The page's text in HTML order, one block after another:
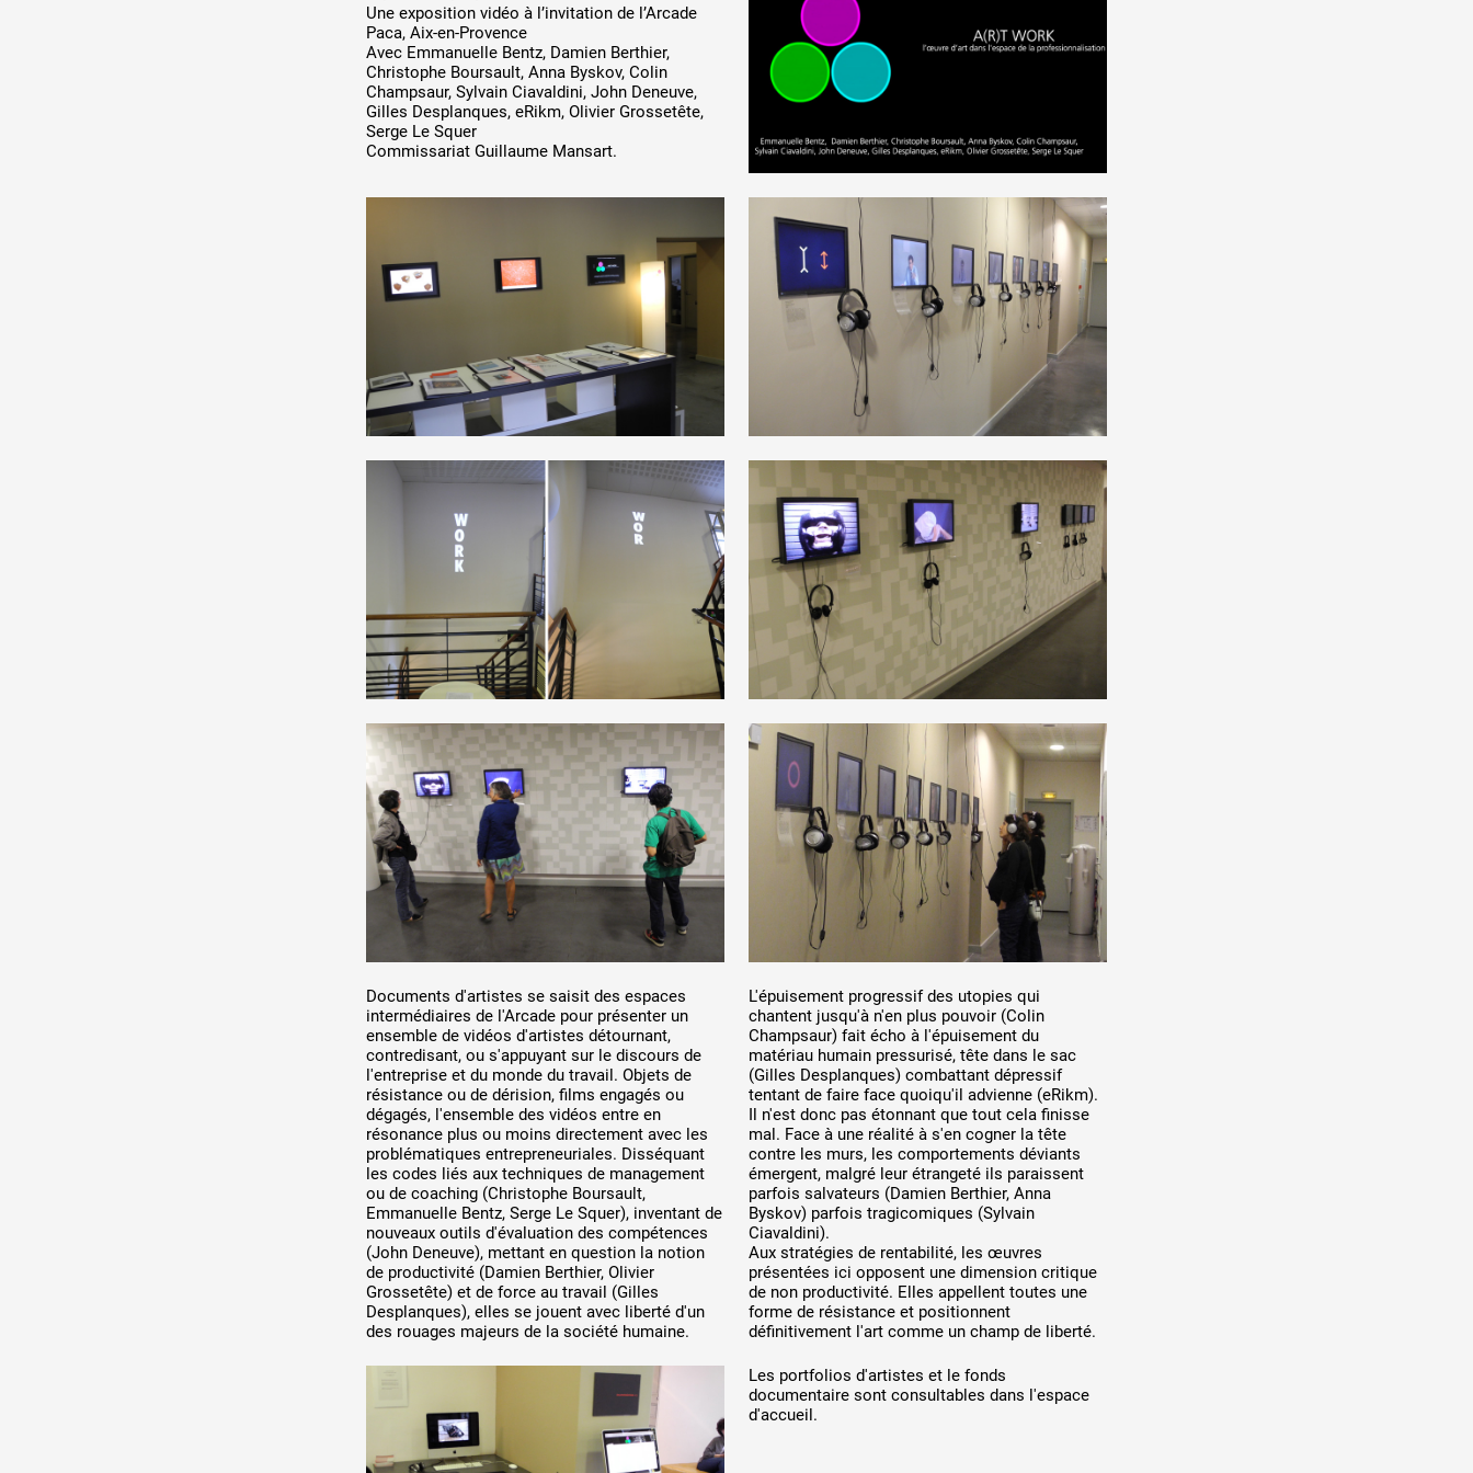
DE A à Z
1% œuvres dans l'espace public
Une exposition vidéo à l’invitation de l’Arcade
Paca, Aix-en-Provence
Avec Emmanuelle Bentz, Damien Berthier,
Christophe Boursault, Anna Byskov, Colin
Champsaur, Sylvain Ciavaldini, John Deneuve,
Gilles Desplanques, eRikm, Olivier Grossetête,
Serge Le Squer
Commissariat Guillaume Mansart.
Documents d'artistes se saisit des espaces
intermédiaires de l'Arcade pour présenter un
ensemble de vidéos d'artistes détournant,
contredisant, ou s'appuyant sur le discours de
l'entreprise et du monde du travail. Objets de
résistance ou de dérision, films engagés ou
dégagés, l'ensemble des vidéos entre en
résonance plus ou moins directement avec les
problématiques entrepreneuriales. Disséquant
les codes liés aux techniques de management
ou de coaching (Christophe Boursault,
Emmanuelle Bentz, Serge Le Squer), inventant de
nouveaux outils d'évaluation des compétences
(John Deneuve), mettant en question la notion
de productivité (Damien Berthier, Olivier
Grossetête) et de force au travail (Gilles
Desplanques), elles se jouent avec liberté d'un
des rouages majeurs de la société humaine.
L'épuisement progressif des utopies qui
chantent jusqu'à n'en plus pouvoir (Colin
Champsaur) fait écho à l'épuisement du
matériau humain pressurisé, tête dans le sac
(Gilles Desplanques) combattant dépressif
tentant de faire face quoiqu'il advienne (eRikm).
Il n'est donc pas étonnant que tout cela finisse
mal. Face à une réalité à s'en cogner la tête
contre les murs, les comportements déviants
émergent, malgré leur étrangeté ils paraissent
parfois salvateurs (Damien Berthier, Anna
Byskov) parfois tragicomiques (Sylvain
Ciavaldini).
Aux stratégies de rentabilité, les œuvres
présentées ici opposent une dimension critique
de non productivité. Elles appellent toutes une
forme de résistance et positionnent
définitivement l'art comme un champ de liberté.
Les portfolios d'artistes et le fonds
documentaire sont consultables dans l'espace
d'accueil.